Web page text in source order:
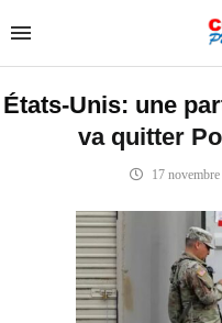
États-Unis: une
va quitter
17